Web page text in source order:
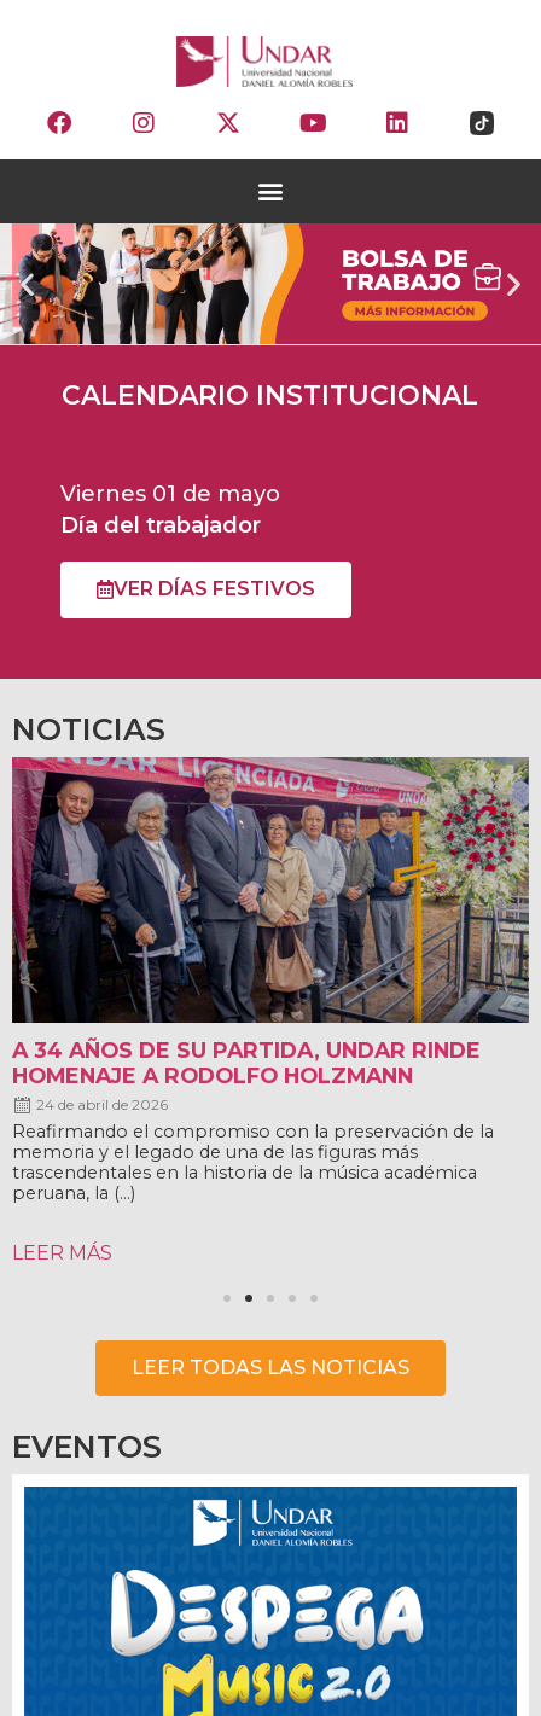
CALENDARIO INSTITUCIONAL
Viernes 01 de mayo
Día del trabajador
VER DÍAS FESTIVOS
NOTICIAS
A 34 AÑOS DE SU PARTIDA, UNDAR RINDE
HOMENAJE A RODOLFO HOLZMANN
24 de abril de 2026
Reafirmando el compromiso con la preservación de la
memoria y el legado de una de las figuras más
trascendentales en la historia de la música académica
peruana, la (...)
LEER MÁS
LEER TODAS LAS NOTICIAS
EVENTOS